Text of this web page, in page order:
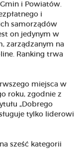
i Powiatów.
i
samorządów
on jedynym w
zarządzanym na
Ranking trwa
miejsca w
roku, zgodnie z
„Dobrego
tylko liderowi
sześć kategorii